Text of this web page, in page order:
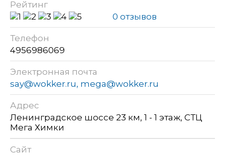
Рейтинг
0 отзывов
Телефон
4956986069
Электронная почта
say@wokker.ru, mega@wokker.ru
Адрес
Ленинградское шоссе 23 км, 1 - 1 этаж, СТЦ
Мега Химки
Сайт